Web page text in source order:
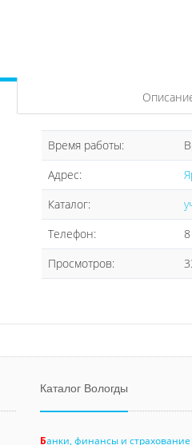
Время работы:
Адрес:
Каталог:
Телефон:
Просмотров:
Каталог Вологды
Банки, финансы и страхование